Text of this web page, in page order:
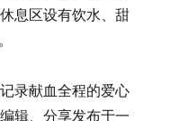
息区设有饮水、甜
录献血全程的爱心
辑、分享发布于⼀